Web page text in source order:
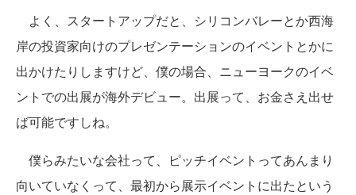
よく、スタートアップだと、シリコンバレーとか西海
岸の投資家向けのプレゼンテーションのイベントとかに
出かけたりしますけど、僕の場合、ニューヨークのイベ
ントでの出展が海外デビュー。出展って、お金さえ出せ
ば可能ですしね。
僕らみたいな会社って、ピッチイベントってあんまり
向いていなくって、最初から展示イベントに出たという